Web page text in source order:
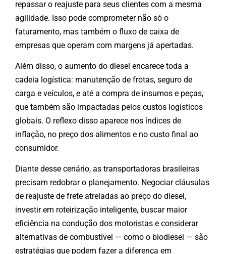
repassar o reajuste para seus clientes com a mesma
agilidade. Isso pode comprometer não só o
faturamento, mas também o fluxo de caixa de
empresas que operam com margens já apertadas.
Além disso, o aumento do diesel encarece toda a
cadeia logística: manutenção de frotas, seguro de
carga e veículos, e até a compra de insumos e peças,
que também são impactadas pelos custos logísticos
globais. O reflexo disso aparece nos índices de
inflação, no preço dos alimentos e no custo final ao
consumidor.
Diante desse cenário, as transportadoras brasileiras
precisam redobrar o planejamento. Negociar cláusulas
de reajuste de frete atreladas ao preço do diesel,
investir em roteirização inteligente, buscar maior
eficiência na condução dos motoristas e considerar
alternativas de combustível — como o biodiesel — são
estratégias que podem fazer a diferença em